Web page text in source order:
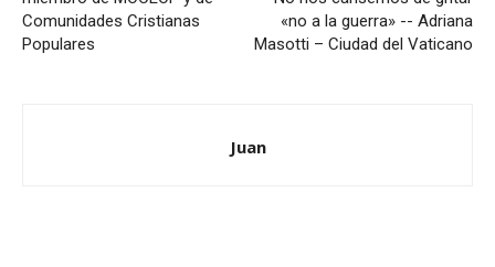
Comunidades Cristianas
Populares
«no a la guerra» -- Adriana
Masotti – Ciudad del Vaticano
Juan